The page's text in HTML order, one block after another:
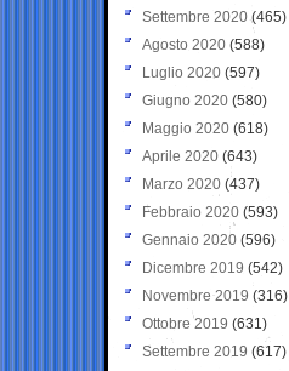
Settembre 2020(465)
Agosto 2020 (588)
Luglio 2020 (597)
Giugno 2020 (580)
Maggio 2020 (618)
Aprile 2020 (643)
Marzo 2020 (437)
Febbraio 2020 (593)
Gennaio 2020 (596)
Dicembre 2019 (542)
Novembre 2019 (316)
Ottobre 2019 (631)
Settembre 2019 (617)